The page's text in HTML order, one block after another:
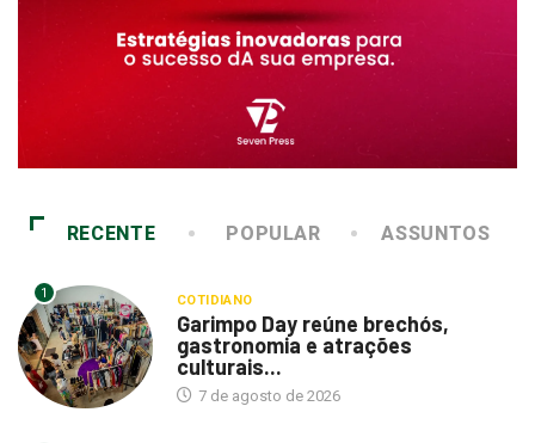
RECENTE POPULAR ASSUNTOS
1 COTIDIANO
Garimpo Day reúne brechós,
gastronomia e atrações
culturais...
7 de agosto de 2026